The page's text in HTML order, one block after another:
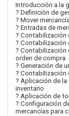
Introducción a la
? Definición de
? Mover
? Entradas de
? Contabilización
? Contabilización
? Contabilización
orden de compra
? Generación de
? Contabilización
? Aplicación de
inventario
? Aplicación de
? Configuración
mercancías para